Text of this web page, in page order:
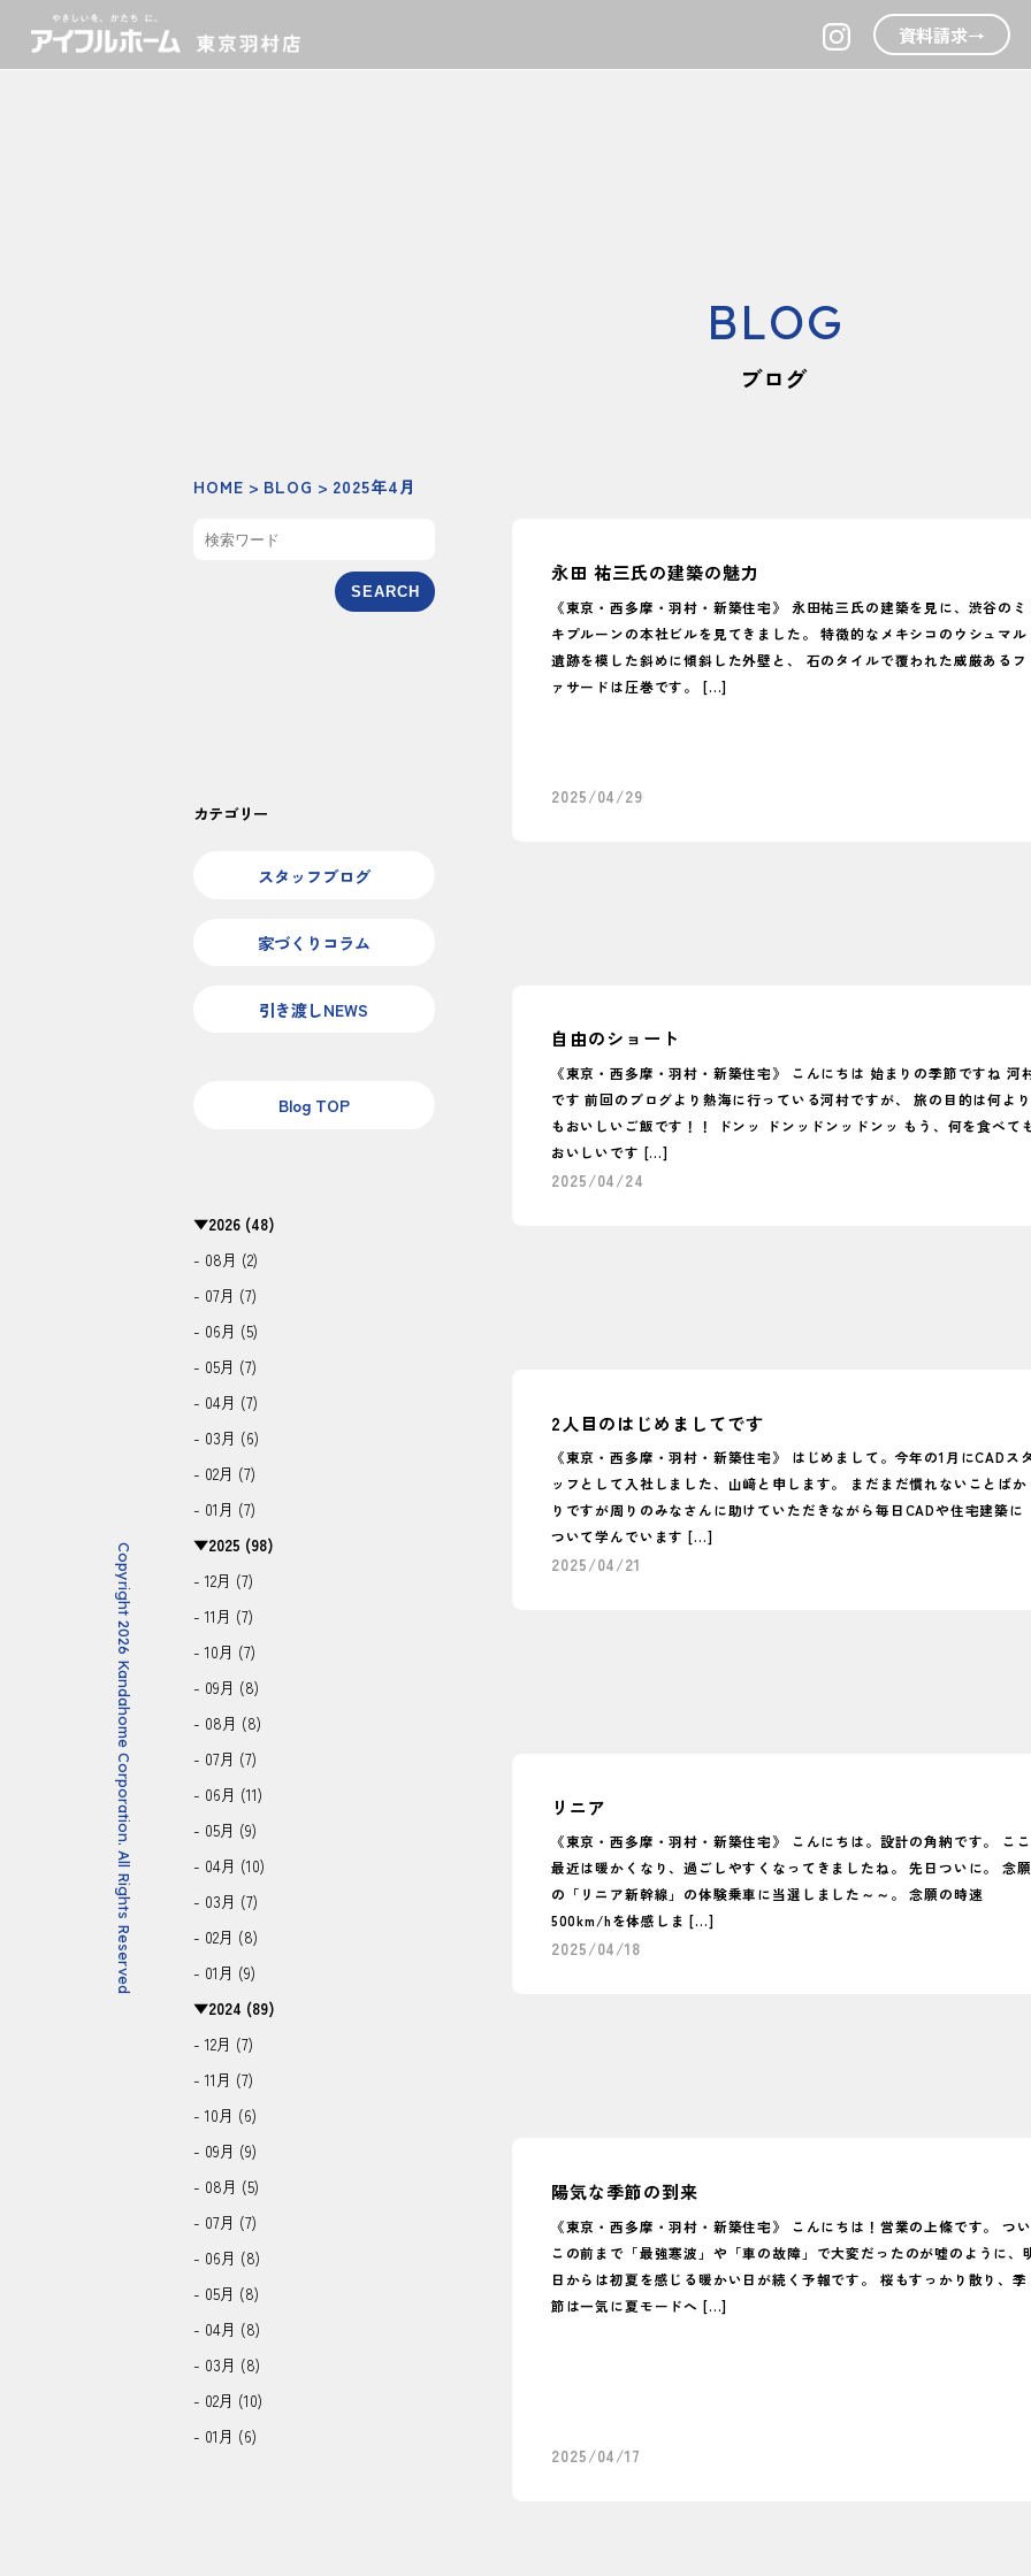
資料請求→
BLOG
ブログ
HOME BLOG 2025年4月
永田 祐三氏の建築の魅力
《東京・西多摩・羽村・新築住宅》 永田祐三氏の建築を見に、渋谷のミ
キプルーンの本社ビルを見てきました。 特徴的なメキシコのウシュマル
遺跡を模した斜めに傾斜した外壁と、 石のタイルで覆われた威厳あるフ
ァサードは圧巻です。 […]
2025/04/29
自由のショート
《東京・西多摩・羽村・新築住宅》 こんにちは 始まりの季節ですね 河
です 前回のブログより熱海に行っている河村ですが、 旅の目的は何より
もおいしいご飯です！！ ドンッ ドンッドンッドンッ もう、何を食べて
おいしいです […]
2025/04/24
2人目のはじめましてです
《東京・西多摩・羽村・新築住宅》 はじめまして。今年の1月にCADス
ッフとして入社しました、山﨑と申します。 まだまだ慣れないことばか
りですが周りのみなさんに助けていただきながら毎日CADや住宅建築に
ついて学んでいます […]
2025/04/21
リニア
《東京・西多摩・羽村・新築住宅》 こんにちは。設計の角納です。 ここ
最近は暖かくなり、過ごしやすくなってきましたね。 先日ついに。 念願
の「リニア新幹線」の体験乗車に当選しました～～。 念願の時速
500km/hを体感しま […]
2025/04/18
陽気な季節の到来
《東京・西多摩・羽村・新築住宅》 こんにちは！営業の上條です。 つい
この前まで「最強寒波」や「車の故障」で大変だったのが嘘のように、
日からは初夏を感じる暖かい日が続く予報です。 桜もすっかり散り、季
節は一気に夏モードへ […]
2025/04/17
SEARCH
カテゴリー
スタッフブログ
家づくりコラム
引き渡しNEWS
Blog TOP
▼2026 (48)
- 08月 (2)
- 07月 (7)
- 06月 (5)
- 05月 (7)
- 04月 (7)
- 03月 (6)
- 02月 (7)
- 01月 (7)
▼2025 (98)
- 12月 (7)
- 11月 (7)
- 10月 (7)
- 09月 (8)
- 08月 (8)
- 07月 (7)
- 06月 (11)
- 05月 (9)
- 04月 (10)
- 03月 (7)
- 02月 (8)
- 01月 (9)
▼2024 (89)
- 12月 (7)
- 11月 (7)
- 10月 (6)
- 09月 (9)
- 08月 (5)
- 07月 (7)
- 06月 (8)
- 05月 (8)
- 04月 (8)
- 03月 (8)
- 02月 (10)
- 01月 (6)
Copyright 2026 Kandahome Corporation. All Rights Reserved